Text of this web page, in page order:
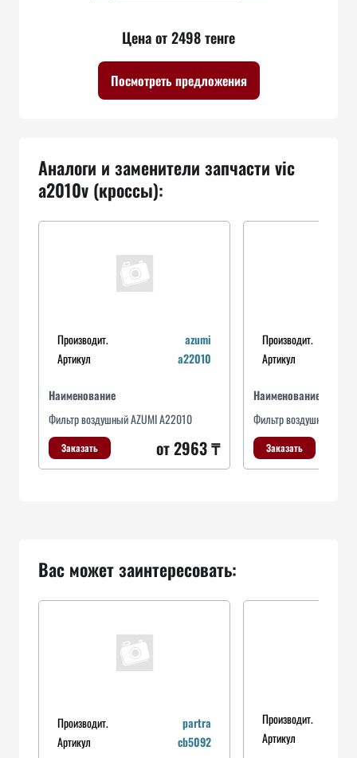
Цена от 2498 тенге
Посмотреть предложения
Аналоги и заменители запчасти vic
a2010v (кроссы):
Производит.
azumi
Артикул
a22010
Наименование
Фильтр воздушный AZUMI A22010
Заказать от 2963 ₸
Производит.
Артикул
Наименование
Фильтр воздушный
Заказать
Вас может заинтересовать:
Производит.
partra
Артикул
cb5092
Производит.
Артикул